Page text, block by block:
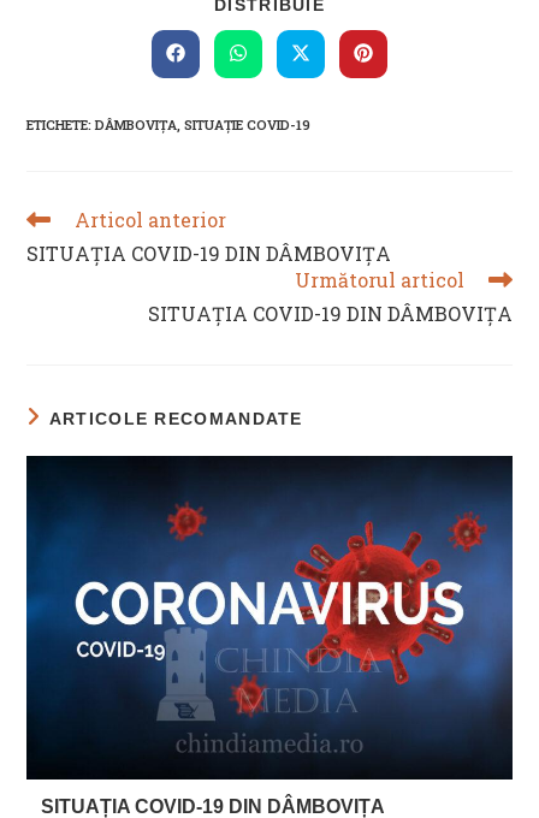
DISTRIBUIE
THIS
CONTENT
Opens
in
window
Opens
in
window
Opens
in
window
Opens
in
ETICHETE:DÂMBOVIȚA SITUAȚIE COVID-19
READ
ARTICLES
Articol anterior
SITUAȚIA COVID-19 DIN DÂMBOVIȚA
Următorul articol
SITUAȚIA COVID-19 DIN DÂMBOVIȚA
ARTICOLE RECOMANDATE
SITUAȚIA COVID-19 DIN DÂMBOVIȚA